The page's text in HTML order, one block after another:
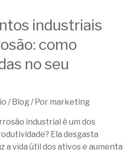
industriais
como
no seu
/Blog/ Por marketing
industrial é um dos
Ela desgasta
a vida útil dos ativos e aumenta